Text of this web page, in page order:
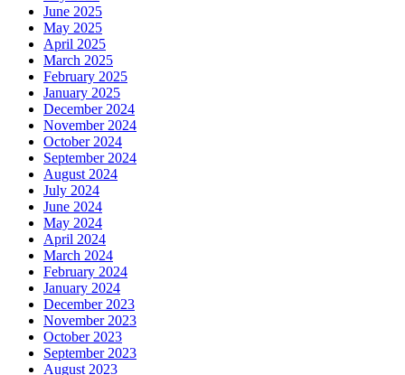
June 2025
May 2025
April 2025
March 2025
February 2025
January 2025
December 2024
November 2024
October 2024
September 2024
August 2024
July 2024
June 2024
May 2024
April 2024
March 2024
February 2024
January 2024
December 2023
November 2023
October 2023
September 2023
August 2023